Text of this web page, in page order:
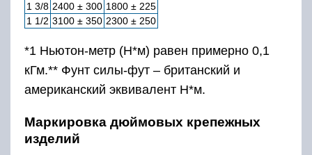
1 3/8 2400 ± 300 1800 ± 225
1 1/2 3100 ± 350 2300 ± 250
*1 Ньютон-метр (Н*м) равен примерно 0,1
кГм.** Фунт силы-фут – британский и
американский эквивалент Н*м.
Маркировка дюймовых крепежных
изделий